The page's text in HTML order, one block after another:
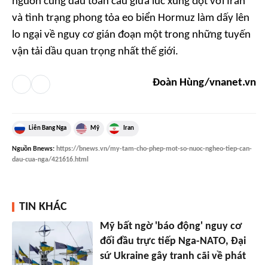
và tình trạng phong tỏa eo biển Hormuz làm dấy lên
lo ngại về nguy cơ gián đoạn một trong những tuyến
vận tải dầu quan trọng nhất thế giới.
Đoàn Hùng/vnanet.vn
Liên Bang Nga Mỹ Iran
Nguồn Bnews: https://bnews.vn/my-tam-cho-phep-mot-so-nuoc-ngheo-tiep-can-
dau-cua-nga/421616.html
TIN KHÁC
Mỹ bất ngờ 'báo động' nguy cơ
đối đầu trực tiếp Nga-NATO, Đại
sứ Ukraine gây tranh cãi về phát